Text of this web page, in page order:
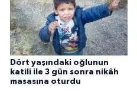
Dört yaşındaki oğlunun
katili ile 3 gün sonra nikâh
masasına oturdu